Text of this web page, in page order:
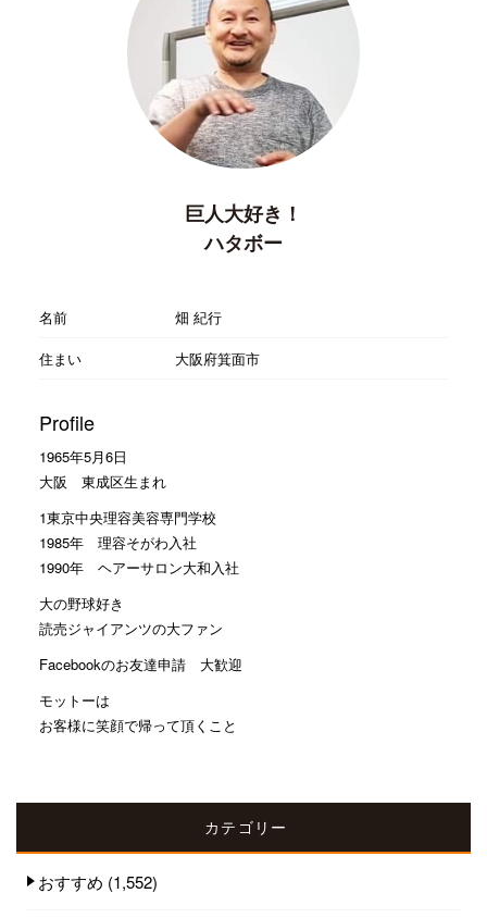
巨人大好き！
ハタボー
名前
畑 紀行
住まい
大阪府箕面市
Profile
1965年5月6日
大阪 東成区生まれ
1東京中央理容美容専門学校
1985年 理容そがわ入社
1990年 ヘアーサロン大和入社
大の野球好き
読売ジャイアンツの大ファン
Facebookのお友達申請 大歓迎
モットーは
お客様に笑顔で帰って頂くこと
カテゴリー
おすすめ (1,552)